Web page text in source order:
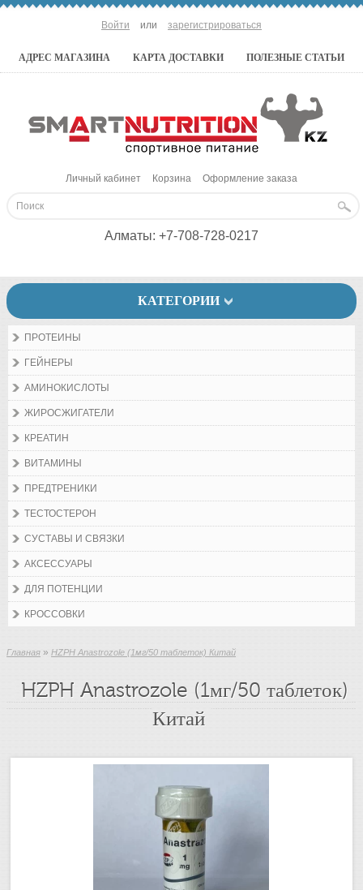
Войти или зарегистрироваться
АДРЕС МАГАЗИНА КАРТА ДОСТАВКИ ПОЛЕЗНЫЕ СТАТЬИ
Личный кабинет Корзина Оформление заказа
Алматы: +7-708-728-0217
КАТЕГОРИИ
ПРОТЕИНЫ
ГЕЙНЕРЫ
АМИНОКИСЛОТЫ
ЖИРОСЖИГАТЕЛИ
КРЕАТИН
ВИТАМИНЫ
ПРЕДТРЕНИКИ
ТЕСТОСТЕРОН
СУСТАВЫ И СВЯЗКИ
АКСЕССУАРЫ
ДЛЯ ПОТЕНЦИИ
КРОССОВКИ
Главная » HZPH Anastrozole (1мг/50 таблеток) Китай
HZPH Anastrozole (1мг/50 таблеток)
Китай